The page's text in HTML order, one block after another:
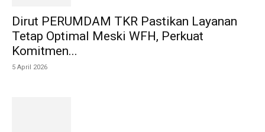
Dirut PERUMDAM TKR Pastikan Layanan
Tetap Optimal Meski WFH, Perkuat
Komitmen...
5 April 2026